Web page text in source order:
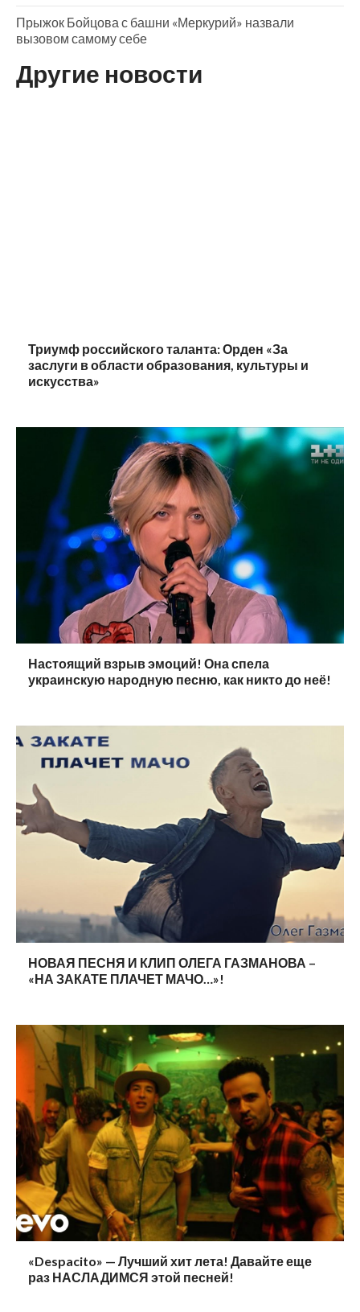
Прыжок Бойцова с башни «Меркурий» назвали
вызовом самому себе
Другие новости
Триумф российского таланта: Орден «За
заслуги в области образования, культуры и
искусства»
Настоящий взрыв эмоций! Она спела
украинскую народную песню, как никто до неё!
НОВАЯ ПЕСНЯ И КЛИП ОЛЕГА ГАЗМАНОВА –
«НА ЗАКАТЕ ПЛАЧЕТ МАЧО…»!
«Despacito» — Лучший хит лета! Давайте еще
раз НАСЛАДИМСЯ этой песней!